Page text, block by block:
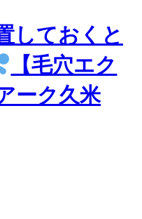
しておくと
【毛穴エク
ーク久米